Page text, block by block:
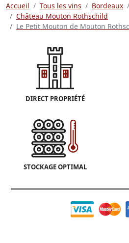
Accueil Tous les vins Bordeaux
Château Mouton Rothschild
Le Petit Mouton de Mouton
DIRECT PROPRIÉTÉ
STOCKAGE OPTIMAL